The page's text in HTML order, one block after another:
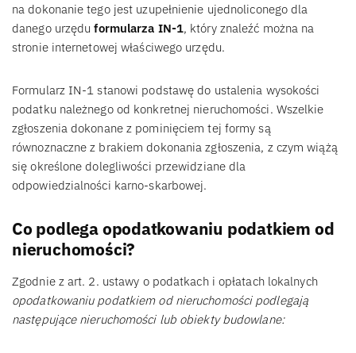
na dokonanie tego jest uzupełnienie ujednoliconego dla
danego urzęduformularza IN-1, który znaleźć można na
stronie internetowej właściwego urzędu.
Formularz IN-1 stanowi podstawę do ustalenia wysokości
podatku należnego od konkretnej nieruchomości. Wszelkie
zgłoszenia dokonane z pominięciem tej formy są
równoznaczne z brakiem dokonania zgłoszenia, z czym wiążą
się określone dolegliwości przewidziane dla
odpowiedzialności karno-skarbowej.
Co podlega opodatkowaniu podatkiem od
nieruchomości?
Zgodnie z art. 2. ustawy o podatkach i opłatach lokalnych
opodatkowaniu podatkiem od nieruchomości podlegają
następujące nieruchomości lub obiekty budowlane: